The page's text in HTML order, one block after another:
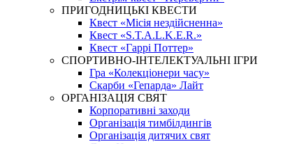
ПРИГОДНИЦЬКІ КВЕСТИ
Квест «Місія нездійсненна»
Квест «S.T.A.L.K.E.R.»
Квест «Гаррі Поттер»
СПОРТИВНО-ІНТЕЛЕКТУАЛЬНІ ІГРИ
Гра «Колекціонери часу»
Скарби «Гепарда» Лайт
ОРГАНІЗАЦІЯ СВЯТ
Корпоративні заходи
Організація тимбілдингів
Організація дитячих свят